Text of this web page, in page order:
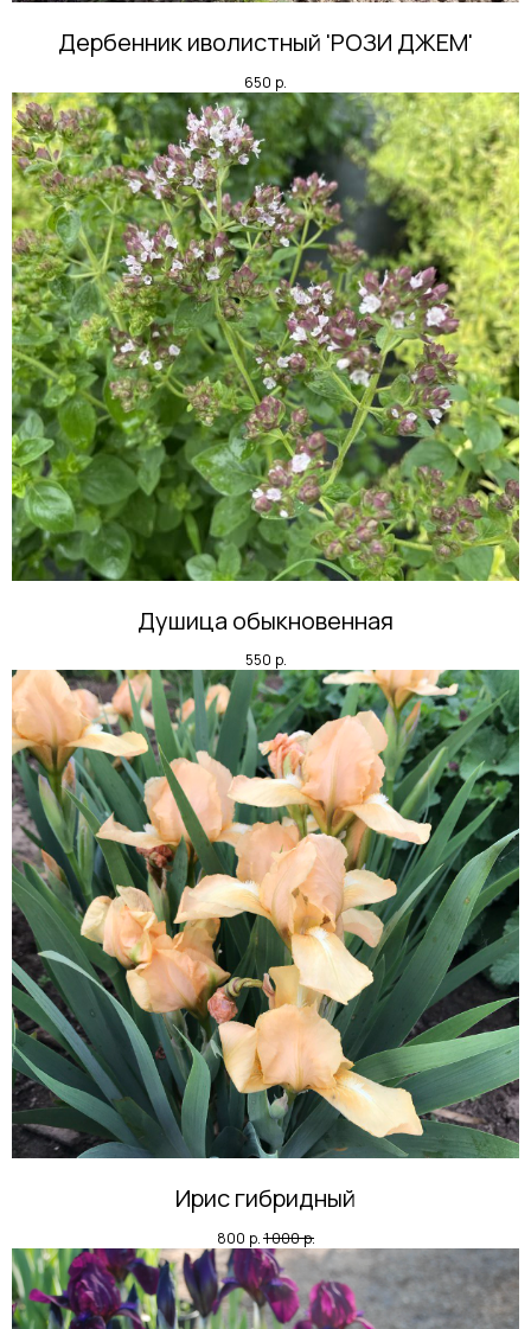
Дербенник иволистный 'РОЗИ ДЖЕМ'
650 р.
Душица обыкновенная
550 р.
Ирис гибридный
800 р. 1 000р.